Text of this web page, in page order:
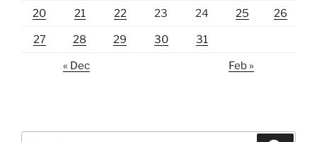
20 21 22 23 24 25 26
27 28 29 30 31
« Dec Feb »